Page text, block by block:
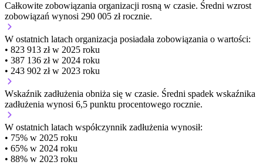
Całkowite zobowiązania organizacji rosną w czasie. Średni wzrost
zobowiązań wynosi 290 005 zł rocznie.
W ostatnich latach organizacja posiadała zobowiązania o wartości:
• 823 913 zł w 2025 roku
• 387 136 zł w 2024 roku
• 243 902 zł w 2023 roku
Wskaźnik zadłużenia obniża się w czasie. Średni spadek wskaźnika
zadłużenia wynosi 6,5 punktu procentowego rocznie.
W ostatnich latach współczynnik zadłużenia wynosił:
• 75% w 2025 roku
• 65% w 2024 roku
• 88% w 2023 roku